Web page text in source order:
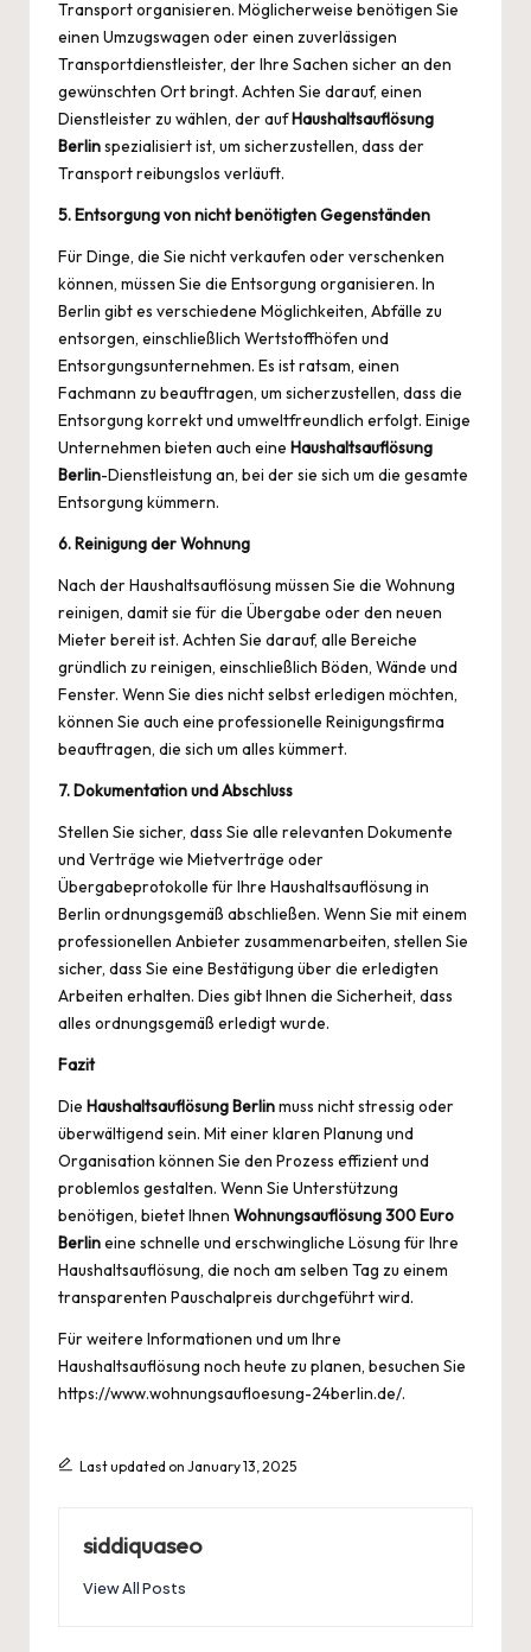
Transport organisieren. Möglicherweise benötigen Sie
einen Umzugswagen oder einen zuverlässigen
Transportdienstleister, der Ihre Sachen sicher an den
gewünschten Ort bringt. Achten Sie darauf, einen
Dienstleister zu wählen, der aufHaushaltsauflösung
Berlinspezialisiert ist, um sicherzustellen, dass der
Transport reibungslos verläuft.
5. Entsorgung von nicht benötigten Gegenständen
Für Dinge, die Sie nicht verkaufen oder verschenken
können, müssen Sie die Entsorgung organisieren. In
Berlin gibt es verschiedene Möglichkeiten, Abfälle zu
entsorgen, einschließlich Wertstoffhöfen und
Entsorgungsunternehmen. Es ist ratsam, einen
Fachmann zu beauftragen, um sicherzustellen, dass die
Entsorgung korrekt und umweltfreundlich erfolgt. Einige
Unternehmen bieten auch eine Haushaltsauflösung
Berlin-Dienstleistung an, bei der sie sich um die gesamte
Entsorgung kümmern.
6. Reinigung der Wohnung
Nach der Haushaltsauflösung müssen Sie die Wohnung
reinigen, damit sie für die Übergabe oder den neuen
Mieter bereit ist. Achten Sie darauf, alle Bereiche
gründlich zu reinigen, einschließlich Böden, Wände und
Fenster. Wenn Sie dies nicht selbst erledigen möchten,
können Sie auch eine professionelle Reinigungsfirma
beauftragen, die sich um alles kümmert.
7. Dokumentation und Abschluss
Stellen Sie sicher, dass Sie alle relevanten Dokumente
und Verträge wie Mietverträge oder
Übergabeprotokolle für Ihre Haushaltsauflösung in
Berlin ordnungsgemäß abschließen. Wenn Sie mit einem
professionellen Anbieter zusammenarbeiten, stellen Sie
sicher, dass Sie eine Bestätigung über die erledigten
Arbeiten erhalten. Dies gibt Ihnen die Sicherheit, dass
alles ordnungsgemäß erledigt wurde.
Fazit
Die Haushaltsauflösung Berlinmuss nicht stressig oder
überwältigend sein. Mit einer klaren Planung und
Organisation können Sie den Prozess effizient und
problemlos gestalten. Wenn Sie Unterstützung
benötigen, bietet Ihnen Wohnungsauflösung 300 Euro
Berlineine schnelle und erschwingliche Lösung für Ihre
Haushaltsauflösung, die noch am selben Tag zu einem
transparenten Pauschalpreis durchgeführt wird.
Für weitere Informationen und um Ihre
Haushaltsauflösung noch heute zu planen, besuchen Sie
https://www.wohnungsaufloesung-24berlin.de/.
Last updated on January 13, 2025
siddiquaseo
View All Posts